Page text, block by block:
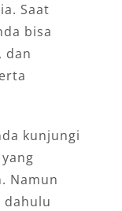
Saat
bisa
dan
kunjungi
yang
Namun